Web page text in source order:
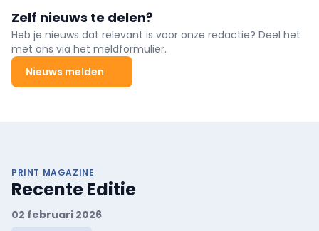
Zelf nieuws te delen?
Heb je nieuws dat relevant is voor onze redactie? Deel het
met ons via het meldformulier.
Nieuws melden
PRINT MAGAZINE
Recente Editie
02 februari 2026